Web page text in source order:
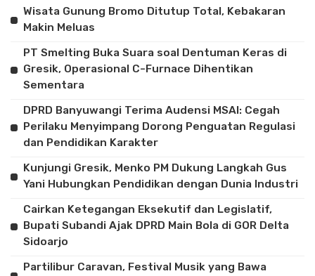
Wisata Gunung Bromo Ditutup Total, Kebakaran
Makin Meluas
PT Smelting Buka Suara soal Dentuman Keras di
Gresik, Operasional C-Furnace Dihentikan
Sementara
DPRD Banyuwangi Terima Audensi MSAI: Cegah
Perilaku Menyimpang Dorong Penguatan Regulasi
dan Pendidikan Karakter
Kunjungi Gresik, Menko PM Dukung Langkah Gus
Yani Hubungkan Pendidikan dengan Dunia Industri
Cairkan Ketegangan Eksekutif dan Legislatif,
Bupati Subandi Ajak DPRD Main Bola di GOR Delta
Sidoarjo
Partilibur Caravan, Festival Musik yang Bawa